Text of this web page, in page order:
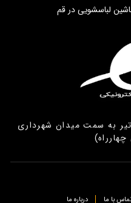
لباسشویی در قم
به سمت میدان شهرداری
با ما
درباره ما